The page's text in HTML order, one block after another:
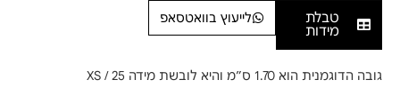
טבלת
מידות
לייעוץ בוואטסאפ
גובה הדוגמנית הוא 1.70 ס”מ והיא לובשת מידה XS / 25